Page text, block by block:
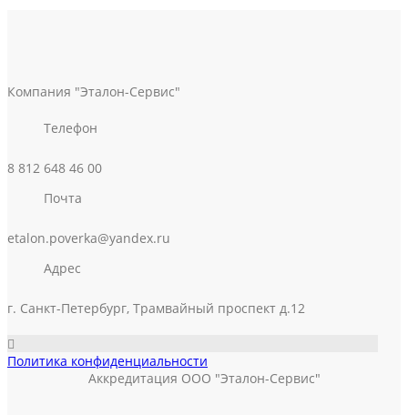
Компания "Эталон-Сервис"
Телефон
8 812 648 46 00
Почта
etalon.poverka@yandex.ru
Адрес
г. Санкт-Петербург, Трамвайный проспект д.12
Политика конфиденциальности
Аккредитация ООО "Эталон-Сервис"